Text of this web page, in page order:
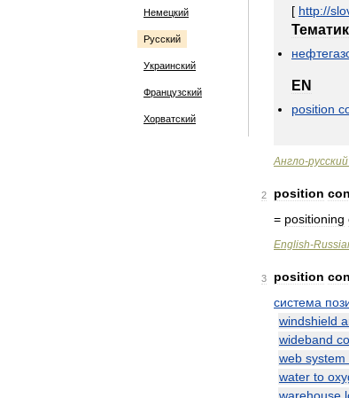
Немецкий
Русский
Украинский
Французский
Хорватский
[ http://
EN
position
Англо-русский
2 position
= positioning
English-
3 position
система
windshield
wideband
web system
water to